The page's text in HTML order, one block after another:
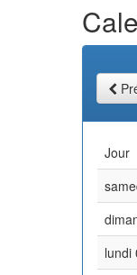
Jour
lundi